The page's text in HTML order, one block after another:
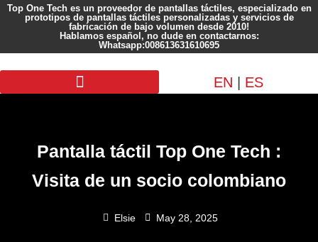
Top One Tech es un proveedor de pantallas táctiles, especializado en
prototipos de pantallas táctiles personalizadas y servicios de
fabricación de bajo volumen desde 2010!
Hablamos español, no dude en contactarnos:
Whatsapp:008613631610695
EN ES
Pantalla táctil Top One Tech :
Visita de un socio colombiano
Elsie May 28, 2025